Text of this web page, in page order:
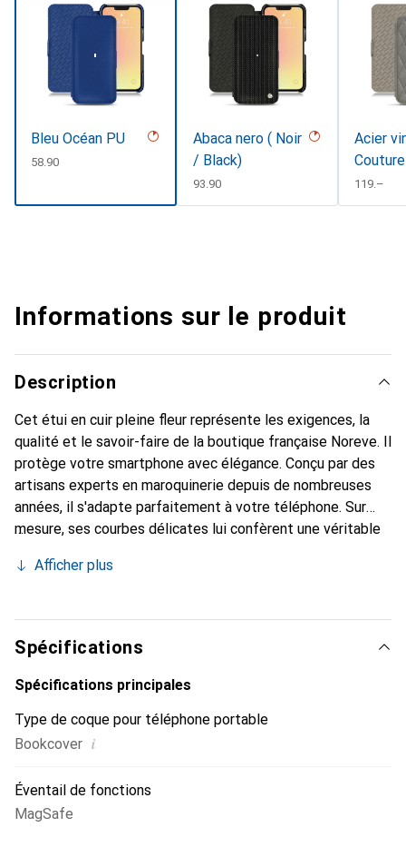
Bleu Océan PU
CHF
58.90
Abaca nero ( Noir
/ Black)
CHF
93.90
Acier
Couture
CHF
119.–
Informations sur le produit
Description
Cet étui en cuir pleine fleur représente les exigences, la
qualité et le savoir-faire de la boutique française Noreve. Il
protège votre smartphone avec élégance. Conçu par des
artisans experts en maroquinerie depuis de nombreuses
années, il s'adapte parfaitement à votre téléphone. Sur
mesure, ses courbes délicates lui confèrent une véritable
de votre smartphone. Reconnu internationalement pour
choix sûr pour une clientèle exigeante.
Afficher plus
Spécifications
Spécifications principales
Type de coque pour téléphone portable
Bookcover i
Éventail de fonctions
MagSafe